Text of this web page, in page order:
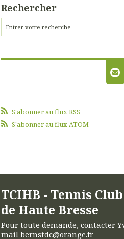
Rechercher
S'abonner au flux RSS
S'abonner au flux ATOM
TCIHB - Tennis
de Haute Bresse
Pour toute demande, contacter
mail bernstdc@orange.fr